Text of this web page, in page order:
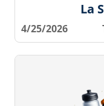
La
4/25/2026